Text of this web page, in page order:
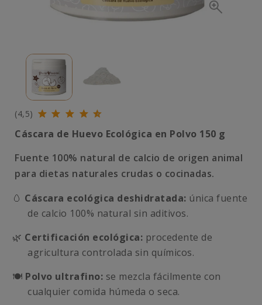
(4,5)
Cáscara de Huevo Ecológica en Polvo 150 g
Fuente 100% natural de calcio de origen animal
para dietas naturales crudas o cocinadas.
🥚 Cáscara ecológica deshidratada: única fuente
de calcio 100% natural sin aditivos.
🌿 Certificación ecológica: procedente de
agricultura controlada sin químicos.
🍽️ Polvo ultrafino: se mezcla fácilmente con
cualquier comida húmeda o seca.